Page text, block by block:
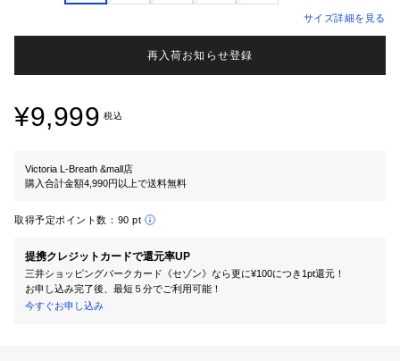
サイズ詳細を見る
再入荷お知らせ登録
¥9,999 税込
Victoria L-Breath &mall店
購入合計金額4,990円以上で送料無料
取得予定ポイント数： 90 pt
提携クレジットカードで還元率UP
三井ショッピングパークカード《セゾン》なら更に¥100につき1pt還元！
お申し込み完了後、最短５分でご利用可能！
今すぐお申し込み